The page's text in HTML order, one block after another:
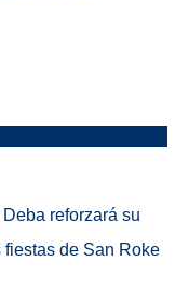
reforzará su
de San Roke